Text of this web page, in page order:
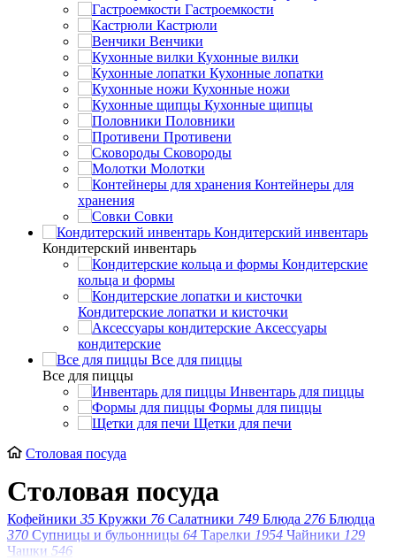
Гастроемкости
Кастрюли
Венчики
Кухонные вилки
Кухонные лопатки
Кухонные ножи
Кухонные щипцы
Половники
Противени
Сковороды
Молотки
Контейнеры для
хранения
Совки
Кондитерский инвентарь
Кондитерский инвентарь
Кондитерские
кольца и формы
Кондитерские лопатки и кисточки
Аксессуары
кондитерские
Все для пиццы
Все для пиццы
Инвентарь для пиццы
Формы для пиццы
Щетки для печи
Столовая посуда
Столовая посуда
Кофейники 35 Кружки 76 Салатники 749 Блюда 276 Блюдца
370 Супницы и бульонницы 64 Тарелки 1954 Чайники 129
Чашки 546